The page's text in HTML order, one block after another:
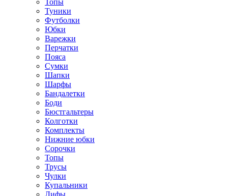
Туники
Футболки
Юбки
Варежки
Перчатки
Пояса
Сумки
Шапки
Шарфы
Бандалетки
Боди
Бюстгальтеры
Колготки
Комплекты
Нижние юбки
Сорочки
Топы
Трусы
Чулки
Купальники
Лифы